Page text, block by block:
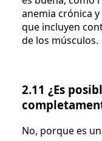
anemia crónica
que incluyen
de los músculos.
2.11 ¿Es
No, porque es